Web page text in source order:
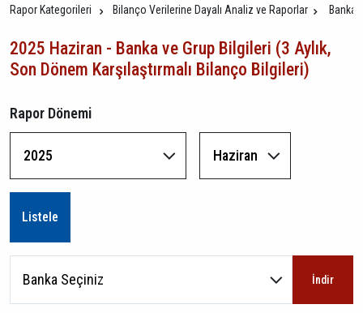
Rapor Kategorileri Bilanço Verilerine Dayalı Analiz ve Raporlar Banka
2025 Haziran - Banka ve Grup Bilgileri (3 Aylık,
Son Dönem Karşılaştırmalı Bilanço Bilgileri)
Rapor Dönemi